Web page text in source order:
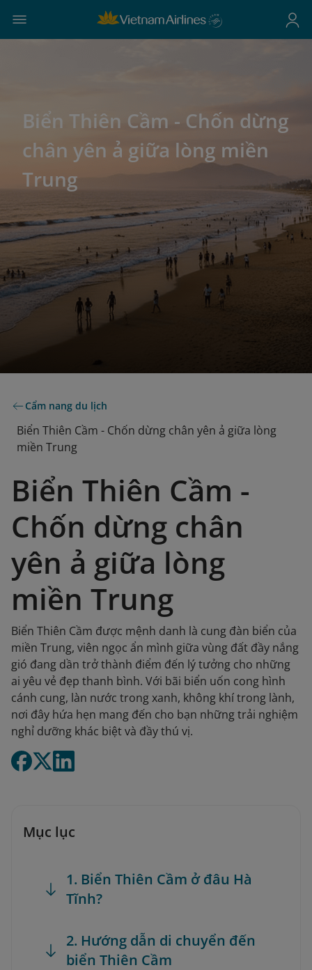
Biển Thiên Cầm - Chốn dừng
chân yên ả giữa lòng miền
Trung
Cẩm nang du lịch
Biển Thiên Cầm - Chốn dừng chân yên ả giữa lòng
miền Trung
Biển Thiên Cầm -
Chốn dừng chân
yên ả giữa lòng
miền Trung
Biển Thiên Cầm được mệnh danh là cung đàn biển của
miền Trung, viên ngọc ẩn mình giữa vùng đất đầy nắng
gió đang dần trở thành điểm đến lý tưởng cho những
ai yêu vẻ đẹp thanh bình. Với bãi biển uốn cong hình
cánh cung, làn nước trong xanh, không khí trong lành,
nơi đây hứa hẹn mang đến cho bạn những trải nghiệm
nghỉ dưỡng khác biệt và đầy thú vị.
Mục lục
1. Biển Thiên Cầm ở đâu Hà
Tĩnh?
2. Hướng dẫn di chuyển đến
biển Thiên Cầm